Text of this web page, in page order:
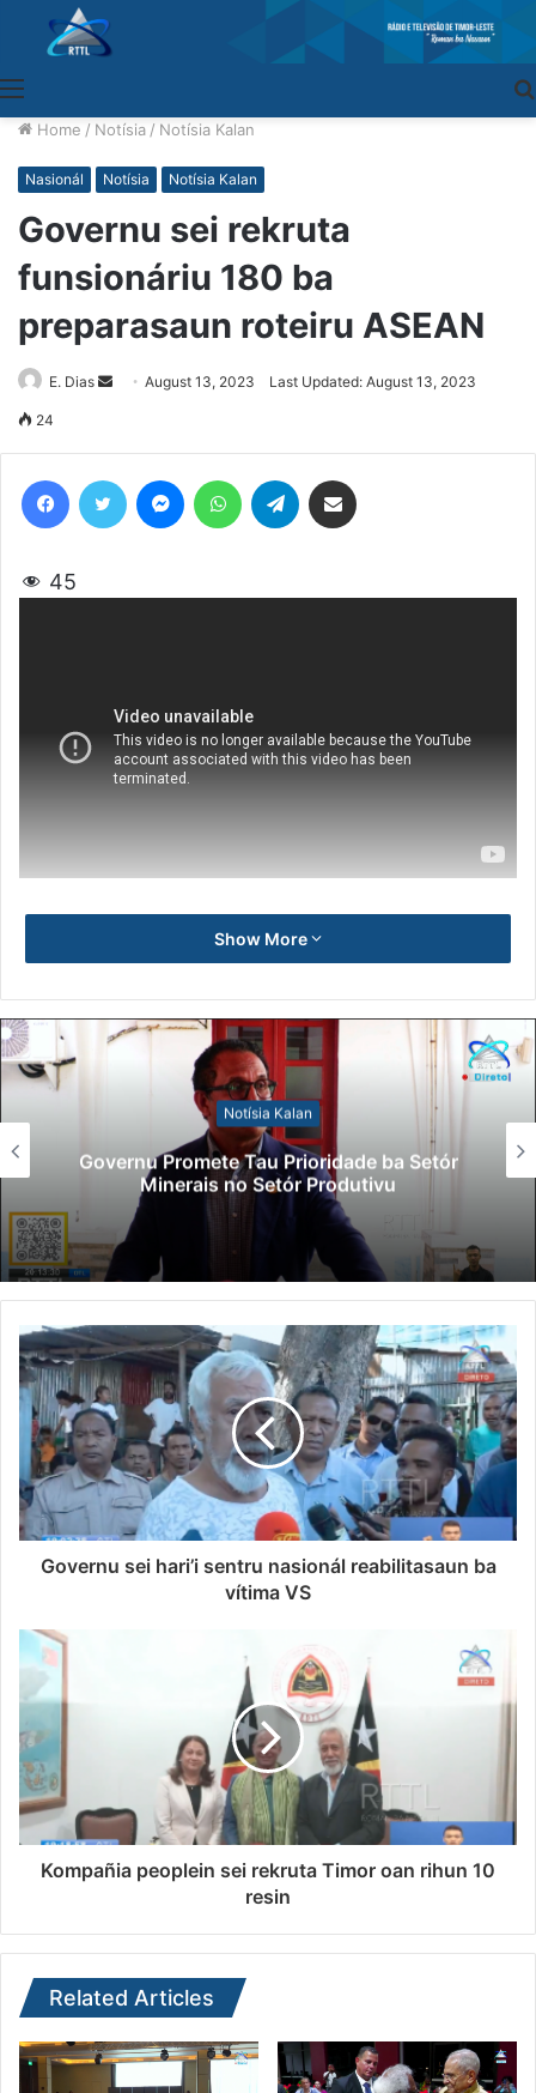
Home / Notísia / Notísia Kalan
Nasionál Notísia Notísia Kalan
Governu sei rekruta
funsionáriu 180 ba
preparasaun roteiru ASEAN
E. Dias
SendAugust 13, 2023 Last Updated: August 13, 2023
24
45
Show More
ba Setór
Lei Siberseguransa
Polisiál Kaptura
Paradeiru Iha
Governu sei hari’i sentru nasionál reabilitasaun ba
vítima VS
Kompañia peoplein sei rekruta Timor oan rihun 10
resin
Related Articles